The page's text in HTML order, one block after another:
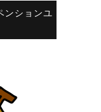
ンションユ